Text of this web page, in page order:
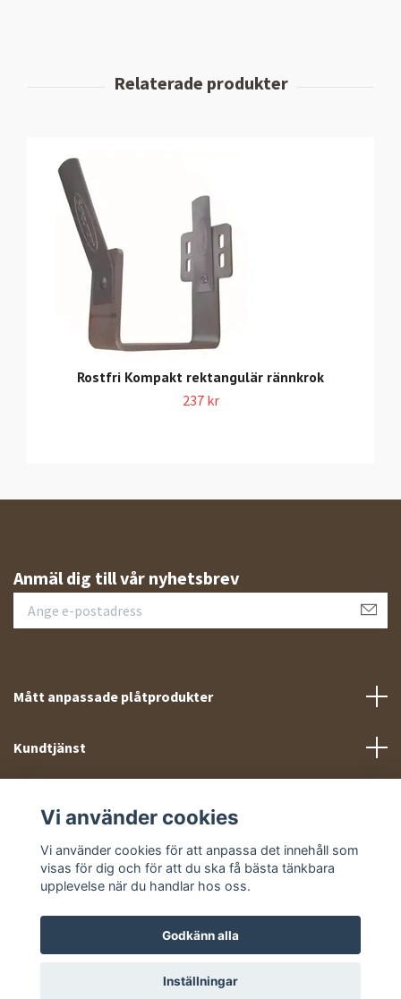
Rostfri Kompakt rektangulär rännkrok
237 kr
Anmäl dig till vår nyhetsbrev
Mått anpassade plåtprodukter
Kundtjänst
Sociala medier
© 2026 Takprofiler.se
Vi använder cookies
Vi använder cookies för att anpassa det innehåll som
visas för dig och för att du ska få bästa tänkbara
upplevelse när du handlar hos oss.
Godkänn alla
Inställningar